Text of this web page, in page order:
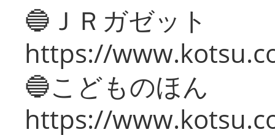
🔵ＪＲガゼット
https://
🔵こどものほん
https://